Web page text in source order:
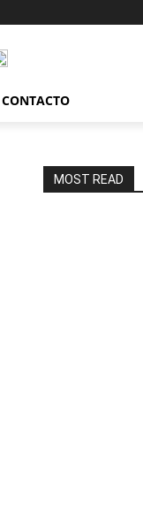
CONTACTO
MOST READ